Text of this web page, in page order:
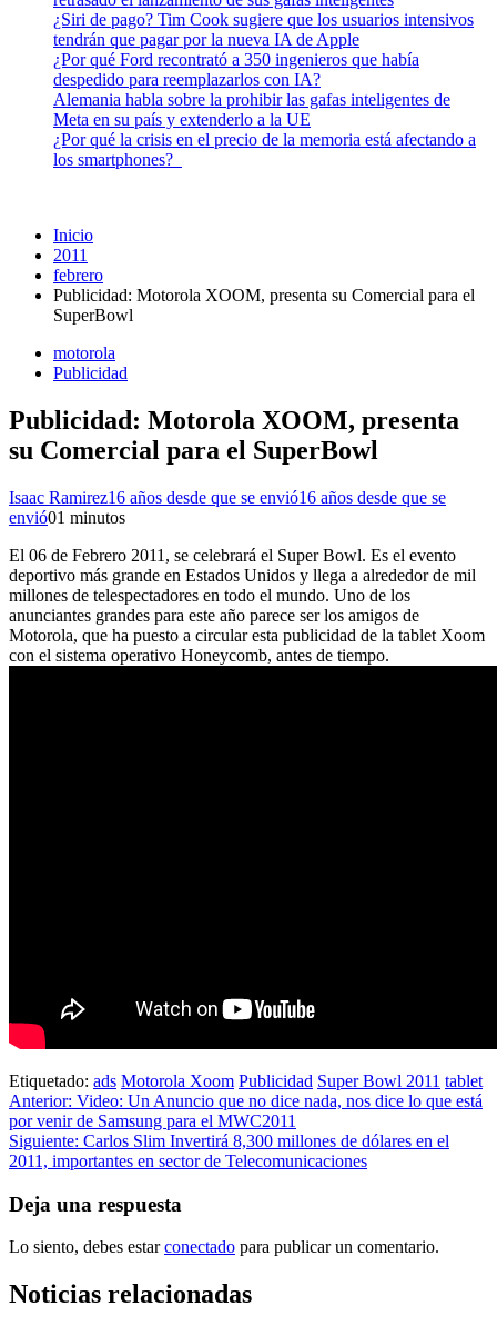
¿Siri de pago? Tim Cook sugiere que los usuarios intensivos
tendrán que pagar por la nueva IA de Apple
¿Por qué Ford recontrató a 350 ingenieros que había
despedido para reemplazarlos con IA?
Alemania habla sobre la prohibir las gafas inteligentes de
Meta en su país y extenderlo a la UE
¿Por qué la crisis en el precio de la memoria está afectando a
los smartphones?
Inicio
2011
febrero
Publicidad: Motorola XOOM, presenta su Comercial para el
SuperBowl
motorola
Publicidad
Publicidad: Motorola XOOM, presenta
su Comercial para el SuperBowl
Isaac Ramirez16 años desde que se envió16 años desde que se
envió01 minutos
El 06 de Febrero 2011, se celebrará el Super Bowl. Es el evento
deportivo más grande en Estados Unidos y llega a alrededor de mil
millones de telespectadores en todo el mundo. Uno de los
anunciantes grandes para este año parece ser los amigos de
Motorola, que ha puesto a circular esta publicidad de la tablet Xoom
con el sistema operativo Honeycomb, antes de tiempo.
Etiquetado: ads Motorola Xoom Publicidad Super Bowl 2011 tablet
Navegación
de
entradas
Anterior: Video: Un Anuncio que no dice nada, nos dice lo que está
por venir de Samsung para el MWC2011
Siguiente: Carlos Slim Invertirá 8,300 millones de dólares en el
2011, importantes en sector de Telecomunicaciones
Deja una respuesta
Lo siento, debes estarconectado para publicar un comentario.
Noticias relacionadas